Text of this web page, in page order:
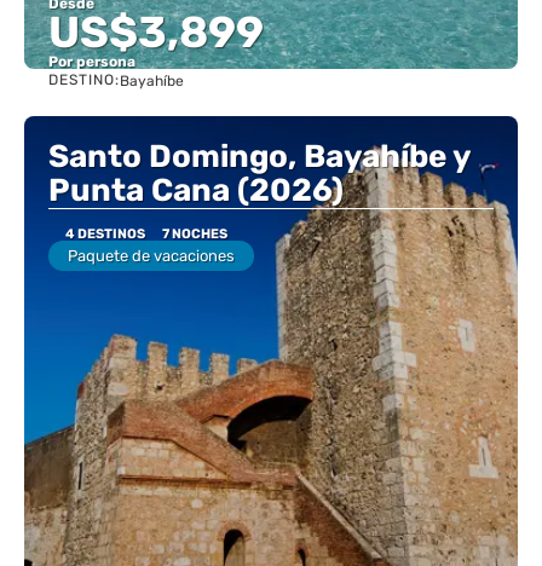
US$3,899
Por persona
DESTINO:Bayahíbe
Santo Domingo, Bayahíbe y
Punta Cana (2026)
4 DESTINOS 7 NOCHES
Paquete de vacaciones